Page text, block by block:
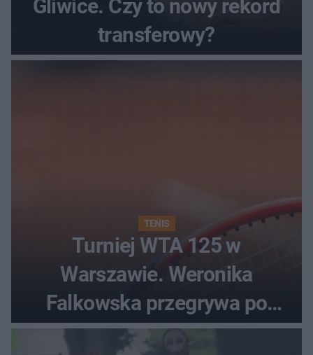
Gliwice. Czy to nowy rekord
transferowy?
TENIS
Turniej WTA 125 w
Warszawie. Weronika
Falkowska przegrywa po
zaciętym boju